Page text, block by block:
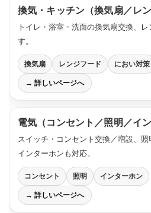
換気・キッチン（換気扇／レン
トイレ・浴室・洗面の換気扇交換、
す。
換気扇 レンジフード におい対策
→ 詳しいページへ
電気（コンセント／照明／イン
スイッチ・コンセント交換／増設、
インターホンも対応。
コンセント 照明 インターホン
→ 詳しいページへ